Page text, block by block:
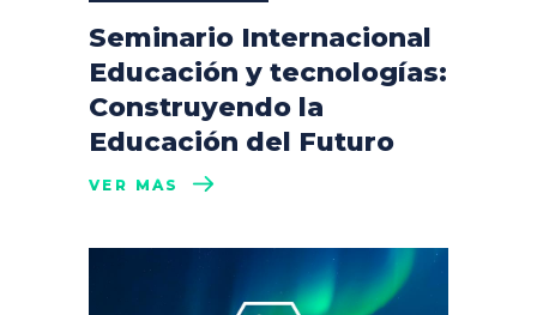
Seminario Internacional
Educación y tecnologías:
Construyendo la
Educación del Futuro
VER MÁS